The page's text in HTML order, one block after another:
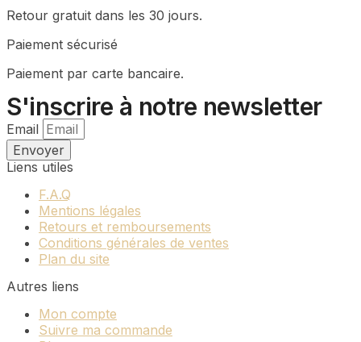
Retour gratuit dans les 30 jours.
Paiement sécurisé
Paiement par carte bancaire.
S'inscrire à notre newsletter
Email
Envoyer
Liens utiles
F.A.Q
Mentions légales
Retours et remboursements
Conditions générales de ventes
Plan du site
Autres liens
Mon compte
Suivre ma commande